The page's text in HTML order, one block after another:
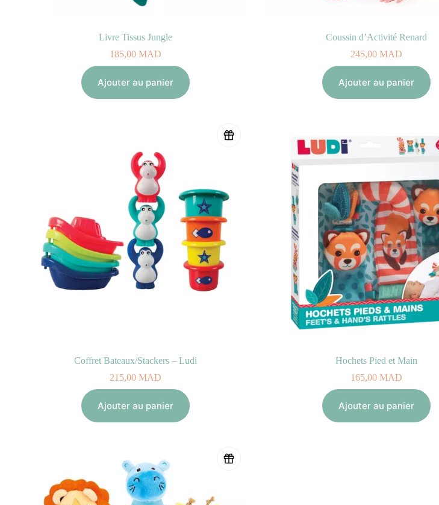
Livre Tissus Jungle
185,00MAD
Ajouter au panier
Coussin d’Activité Renard
245,00MAD
Ajouter au panier
Coffret Bateaux/Stackers – Ludi
215,00MAD
Ajouter au panier
Hochets Pied et Main
165,00MAD
Ajouter au panier